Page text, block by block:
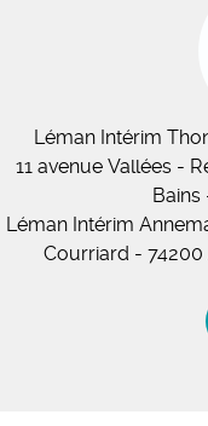
Léman Intérim
11avenue Vallées-
Bains
Léman Intérim
Courriard - 74200